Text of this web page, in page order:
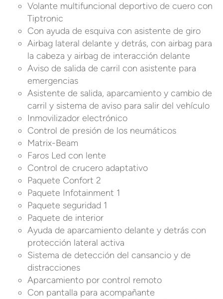
Volante multifuncional deportivo de cuero con
Tiptronic
Con ayuda de esquiva con asistente de giro
Airbag lateral delante y detrás, con airbag para
la cabeza y airbag de interacción delante
Aviso de salida de carril con asistente para
emergencias
Asistente de salida, aparcamiento y cambio de
carril y sistema de aviso para salir del vehículo
Inmovilizador electrónico
Control de presión de los neumáticos
Matrix-Beam
Faros Led con lente
Control de crucero adaptativo
Paquete Confort 2
Paquete Infotainment 1
Paquete seguridad 1
Paquete de interior
Ayuda de aparcamiento delante y detrás con
protección lateral activa
Sistema de detección del cansancio y de
distracciones
Aparcamiento por control remoto
Con pantalla para acompañante